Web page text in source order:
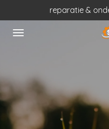
direct
naar
reparatie &